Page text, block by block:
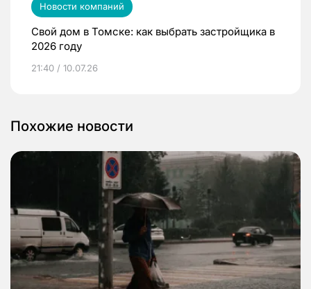
Новости компаний
Свой дом в Томске: как выбрать застройщика в
2026 году
21:40 / 10.07.26
Похожие новости